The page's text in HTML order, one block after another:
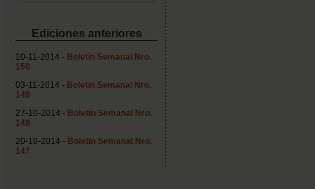
Ediciones anteriores
10-11-2014 - Boletin Semanal Nro.
150
03-11-2014 - Boletin Semanal Nro.
149
27-10-2014 - Boletin Semanal Nro.
148
20-10-2014 - Boletin Semanal Nro.
147